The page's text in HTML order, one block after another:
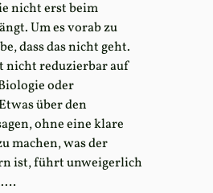
nicht erst beim
Um es vorab zu
dass das nicht geht.
nicht reduzierbar auf
oder
über den
ohne eine klare
machen, was der
ist, führt unweigerlich